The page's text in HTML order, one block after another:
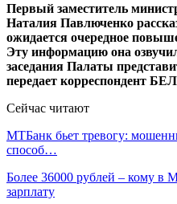
Первый заместитель
Наталия Павлюченко
ожидается очередное
Эту информацию она
заседания Палаты
передает корреспондент
Сейчас читают
МТБанк бьет тревогу:
способ…
Более 36000 рублей – кому в
зарплату